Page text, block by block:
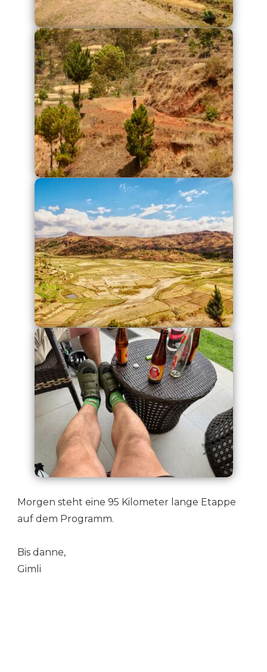
Morgen steht eine 95 Kilometer lange Etappe
auf dem Programm.
Bis danne,
Gimli